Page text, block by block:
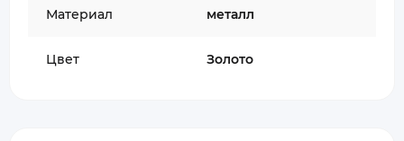
Материал металл
Цвет Золото